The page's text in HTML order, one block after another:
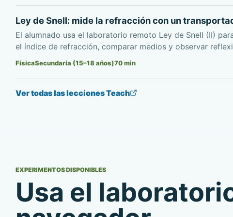
Ley de Snell: mide la refracción con un
El alumnado usa el laboratorio remoto Ley de Snell (II)
el índice de refracción, comparar medios y observar
FísicaSecundaria (15–18 años)70min
Ver todas las lecciones Teach
EXPERIMENTOS DISPONIBLES
Usa el